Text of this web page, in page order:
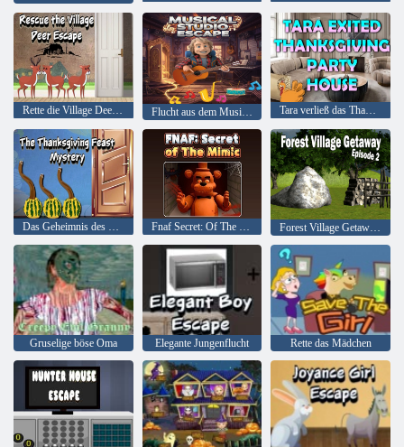
Rette die Village Deer Escape Flucht aus dem Musikstudio Tara verließ das Thanksgiving-Partyhaus
Das Geheimnis des Erntedankfestes Fnaf Secret: Of The Mimic Forest Village Getaway Episode 2
Gruselige böse Oma Elegante Jungenflucht Rette das Mädchen